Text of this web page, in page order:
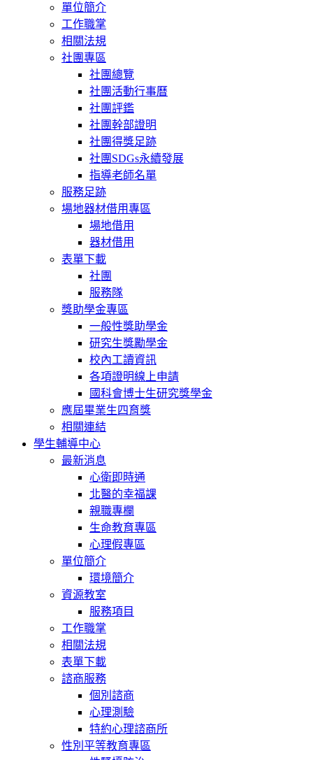
單位簡介
工作職掌
相關法規
社團專區
社團總覽
社團活動行事曆
社團評鑑
社團幹部證明
社團得獎足跡
社團SDGs永續發展
指導老師名單
服務足跡
場地器材借用專區
場地借用
器材借用
表單下載
社團
服務隊
獎助學金專區
一般性獎助學金
研究生獎勵學金
校內工讀資訊
各項證明線上申請
國科會博士生研究獎學金
應屆畢業生四育獎
相關連結
學生輔導中心
最新消息
心衛即時通
北醫的幸福課
親職專欄
生命教育專區
心理假專區
單位簡介
環境簡介
資源教室
服務項目
工作職掌
相關法規
表單下載
諮商服務
個別諮商
心理測驗
特約心理諮商所
性別平等教育專區